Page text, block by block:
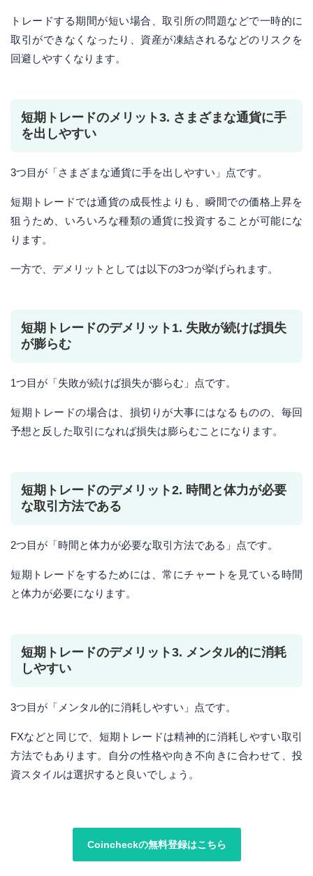
トレードする期間が短い場合、取引所の問題などで一時的に
取引ができなくなったり、資産が凍結されるなどのリスクを
回避しやすくなります。
短期トレードのメリット3. さまざまな通貨に手
を出しやすい
3つ目が「さまざまな通貨に手を出しやすい」点です。
短期トレードでは通貨の成長性よりも、瞬間での価格上昇を
狙うため、いろいろな種類の通貨に投資することが可能にな
ります。
一方で、デメリットとしては以下の3つが挙げられます。
短期トレードのデメリット1. 失敗が続けば損失
が膨らむ
1つ目が「失敗が続けば損失が膨らむ」点です。
短期トレードの場合は、損切りが大事にはなるものの、毎回
予想と反した取引になれば損失は膨らむことになります。
短期トレードのデメリット2. 時間と体力が必要
な取引方法である
2つ目が「時間と体力が必要な取引方法である」点です。
短期トレードをするためには、常にチャートを見ている時間
と体力が必要になります。
短期トレードのデメリット3. メンタル的に消耗
しやすい
3つ目が「メンタル的に消耗しやすい」点です。
FXなどと同じで、短期トレードは精神的に消耗しやすい取引
方法でもあります。自分の性格や向き不向きに合わせて、投
資スタイルは選択すると良いでしょう。
Coincheckの無料登録はこちら